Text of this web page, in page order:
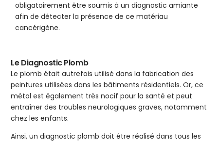
obligatoirement être soumis à un diagnostic amiante
afin de détecter la présence de ce matériau
cancérigène.
Le Diagnostic Plomb
Le plomb était autrefois utilisé dans la fabrication des
peintures utilisées dans les bâtiments résidentiels. Or, ce
métal est également très nocif pour la santé et peut
entraîner des troubles neurologiques graves, notamment
chez les enfants.
Ainsi, un diagnostic plomb doit être réalisé dans tous les